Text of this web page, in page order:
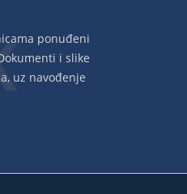
ponuđeni
i slike
uz navođenje